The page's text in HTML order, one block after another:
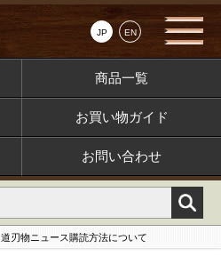
JP EN
商品一覧
お買い物ガイド
お問い合わせ
道刃物ニュース購読方法について